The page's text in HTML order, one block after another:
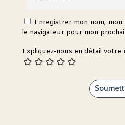
Enregistrer mon nom,
le navigateur pour mon
Expliquez-nous en détail votre